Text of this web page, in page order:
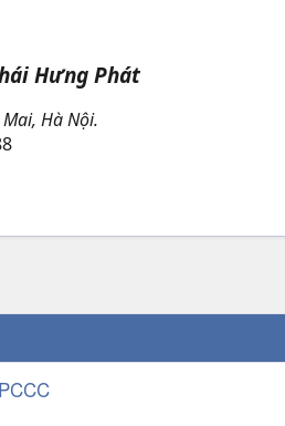
Hưng Phát
Hà Nội.